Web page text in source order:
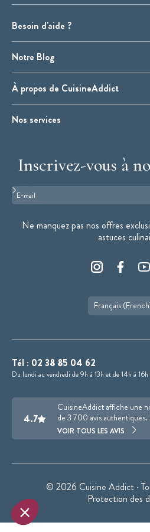
Besoin d'aide ?
Notre Blog
À propos de CuisineAddict
Nos services
Inscrivez-vous à
Format : adresse@email.com
Ne manquez pas nos offres
astuces
Français
Tél : 02 38 85 04 62
Du lundi au vendredi de 9h à 13h et de 14h à
4.7
CuisineAddict affiche une
de 3 700 avis
VOIR TOUS LES AVIS
© 2026 Cuisine Addict ·
Protection des